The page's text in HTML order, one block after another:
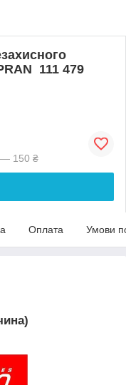
111 479
— 150 ₴
Оплата Умови